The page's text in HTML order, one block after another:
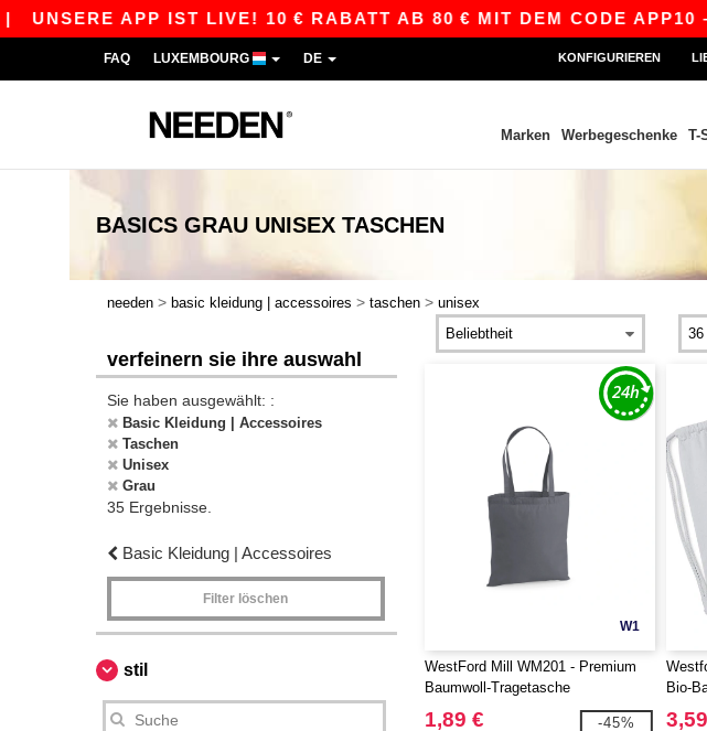
APP IST LIVE! 10 € RABATT AB 80 € MIT DEM CODE APP10 – NOCH
FAQ LUXEMBOURG DE KONFIGURIEREN
Marken Werbegeschenke T-
BASICS GRAU UNISEX TASCHEN
needen > basic kleidung | accessoires > taschen > unisex
verfeinern sie ihre auswahl
Sie haben ausgewählt: :
Basic Kleidung | Accessoires
Taschen
Unisex
Grau
35 Ergebnisse.
Basic Kleidung | Accessoires
Filter löschen
stil
W1
WestFord Mill WM201 - Premium
Baumwoll-Tragetasche
1,89 € -45%
Bio-